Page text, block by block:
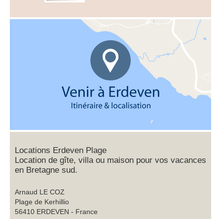
Locations Erdeven Plage
Location de gîte, villa ou maison pour vos vacances
en Bretagne sud.
Arnaud LE COZ
Plage de Kerhillio
56410 ERDEVEN - France